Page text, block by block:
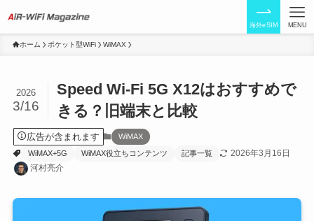
海外eSIM MENU
ホーム ポケット型WiFi WiMAX
Speed Wi-Fi 5G X12はおすすめで
きる？旧端末と比較
2026
3/16
広告が含まれます
WiMAX
WiMAX+5G
WiMAX役立ちコンテンツ 記事一覧
2026年3月16日
河村亮介